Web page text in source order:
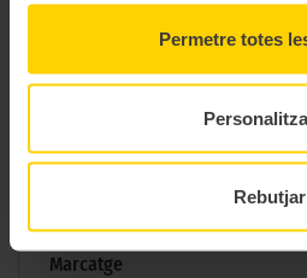
Permetre totes
Personalitza
Rebutjar
TURANZA
Mesures
225/40
Estiu
Marcatge